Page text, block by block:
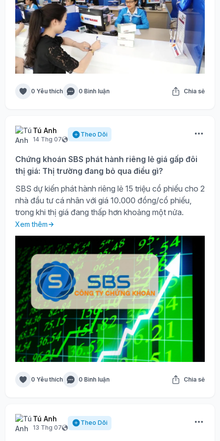
0 Yêu thích 0 Bình luận Chia sẻ
Tú Anh
14 Thg 07
Theo Dõi
Chứng khoán SBS phát hành riêng lẻ giá gấp đôi
thị giá: Thị trường đang bỏ qua điều gì?
SBS dự kiến phát hành riêng lẻ 15 triệu cổ phiếu cho 2
nhà đầu tư cá nhân với giá 10.000 đồng/cổ phiếu,
trong khi thị giá đang thấp hơn khoảng một nửa.
Xem thêm
0 Yêu thích 0 Bình luận Chia sẻ
Tú Anh
13 Thg 07
Theo Dõi